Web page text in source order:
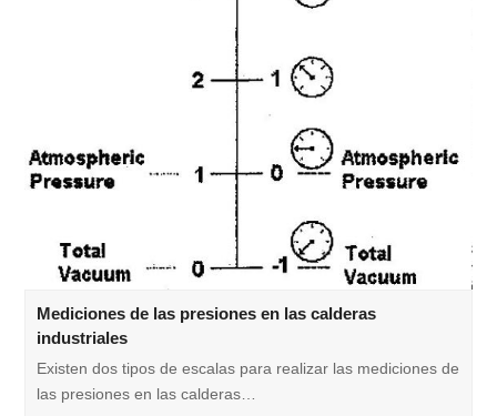
Mediciones de las presiones en las calderas
industriales
Existen dos tipos de escalas para realizar las mediciones de
las presiones en las calderas…